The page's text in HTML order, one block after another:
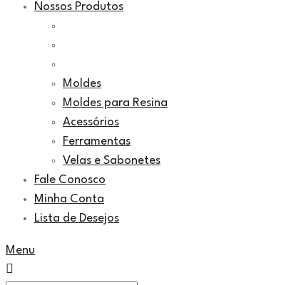
Nossos Produtos
Moldes
Moldes para Resina
Acessórios
Ferramentas
Velas e Sabonetes
Fale Conosco
Minha Conta
Lista de Desejos
Menu